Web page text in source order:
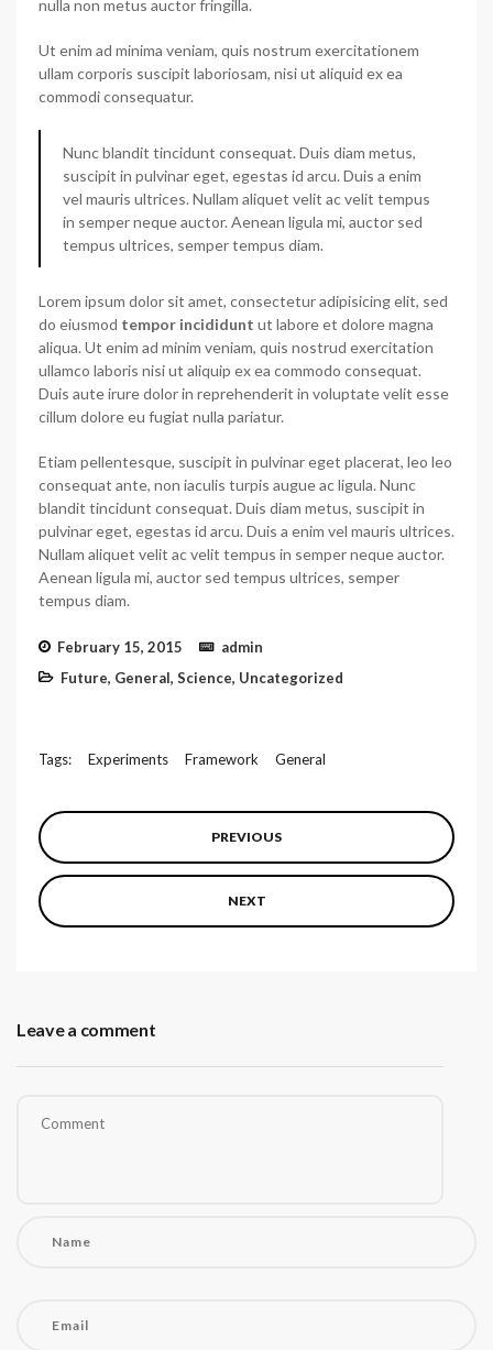
nulla non metus auctor fringilla.
Ut enim ad minima veniam, quis nostrum exercitationem
ullam corporis suscipit laboriosam, nisi ut aliquid ex ea
commodi consequatur.
Nunc blandit tincidunt consequat. Duis diam metus,
suscipit in pulvinar eget, egestas id arcu. Duis a enim
vel mauris ultrices. Nullam aliquet velit ac velit tempus
in semper neque auctor. Aenean ligula mi, auctor sed
tempus ultrices, semper tempus diam.
Lorem ipsum dolor sit amet, consectetur adipisicing elit, sed
do eiusmod tempor incididunt ut labore et dolore magna
aliqua. Ut enim ad minim veniam, quis nostrud exercitation
ullamco laboris nisi ut aliquip ex ea commodo consequat.
Duis aute irure dolor in reprehenderit in voluptate velit esse
cillum dolore eu fugiat nulla pariatur.
Etiam pellentesque, suscipit in pulvinar eget placerat, leo leo
consequat ante, non iaculis turpis augue ac ligula. Nunc
blandit tincidunt consequat. Duis diam metus, suscipit in
pulvinar eget, egestas id arcu. Duis a enim vel mauris ultrices.
Nullam aliquet velit ac velit tempus in semper neque auctor.
Aenean ligula mi, auctor sed tempus ultrices, semper
tempus diam.
February 15, 2015
admin
Future, General, Science, Uncategorized
Tags: Experiments Framework General
PREVIOUS
NEXT
Leave a comment